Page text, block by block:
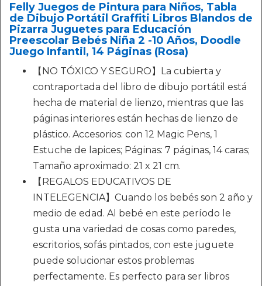
Felly Juegos de Pintura para Niños, Tabla
de Dibujo Portátil Graffiti Libros Blandos de
Pizarra Juguetes para Educación
Preescolar Bebés Niña 2 -10 Años, Doodle
Juego Infantil, 14 Páginas (Rosa)
【NO TÓXICO Y SEGURO】La cubierta y
contraportada del libro de dibujo portátil está
hecha de material de lienzo, mientras que las
páginas interiores están hechas de lienzo de
plástico. Accesorios: con 12 Magic Pens, 1
Estuche de lapices; Páginas: 7 páginas, 14 caras;
Tamaño aproximado: 21 x 21 cm.
【REGALOS EDUCATIVOS DE
INTELEGENCIA】Cuando los bebés son 2 año y
medio de edad. Al bebé en este período le
gusta una variedad de cosas como paredes,
escritorios, sofás pintados, con este juguete
puede solucionar estos problemas
perfectamente. Es perfecto para ser libros